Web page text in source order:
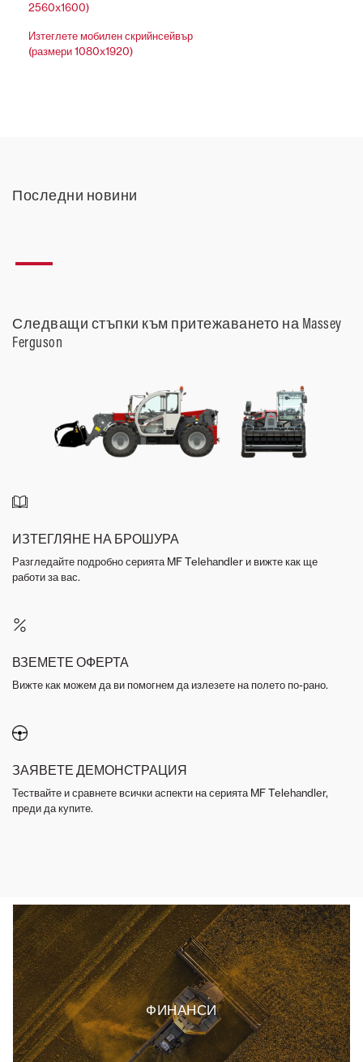
2560x1600)
Изтеглете мобилен скрийнсейвър
(размери 1080x1920)
Последни новини
Следващи стъпки към притежаването на Massey
Ferguson
ИЗТЕГЛЯНЕ НА БРОШУРА
Разгледайте подробно серията MF Telehandler и вижте как ще
работи за вас.
ВЗЕМЕТЕ ОФЕРТА
Вижте как можем да ви помогнем да излезете на полето по-рано.
ЗАЯВЕТЕ ДЕМОНСТРАЦИЯ
Тествайте и сравнете всички аспекти на серията MF Telehandler,
преди да купите.
ФИНАНСИ